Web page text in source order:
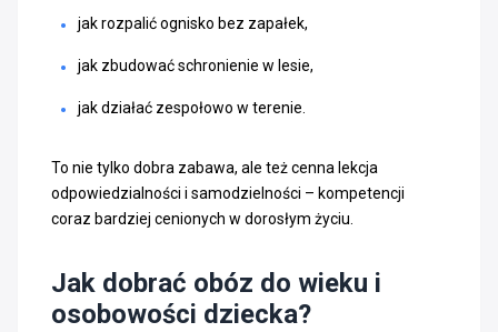
jak rozpalić ognisko bez zapałek,
jak zbudować schronienie w lesie,
jak działać zespołowo w terenie.
To nie tylko dobra zabawa, ale też cenna lekcja
odpowiedzialności i samodzielności – kompetencji
coraz bardziej cenionych w dorosłym życiu.
Jak dobrać obóz do wieku i
osobowości dziecka?